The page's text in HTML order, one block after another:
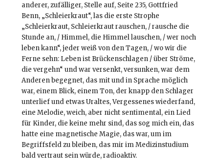
anderer, zufälliger, Stelle auf, Seite 235, Gottfried
Benn, „Schleierkraut“, las die erste Strophe
„Schleierkraut, Schleierkraut rauschen, / rausche die
Stunde an, / Himmel, die Himmel lauschen, / wer noch
leben kann“, jeder weiß von den Tagen, / wo wir die
Ferne sehn: Leben ist Brückenschlagen / über Ströme,
die vergehn“ und war versenkt, versunken, war dem
Anderen begegnet, das mit und in Sprache möglich
war, einem Blick, einem Ton, der knapp den Schlager
unterlief und etwas Uraltes, Vergessenes wiederfand,
eine Melodie, weich, aber nicht sentimental, ein Lied
für Kinder, die keine mehr sind, das sog mich ein, das
hatte eine magnetische Magie, das war, um im
Begriffsfeld zu bleiben, das mir im Medizinstudium
bald vertraut sein würde, radioaktiv.